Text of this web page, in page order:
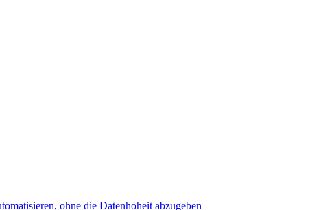
ohne die Datenhoheit abzugeben